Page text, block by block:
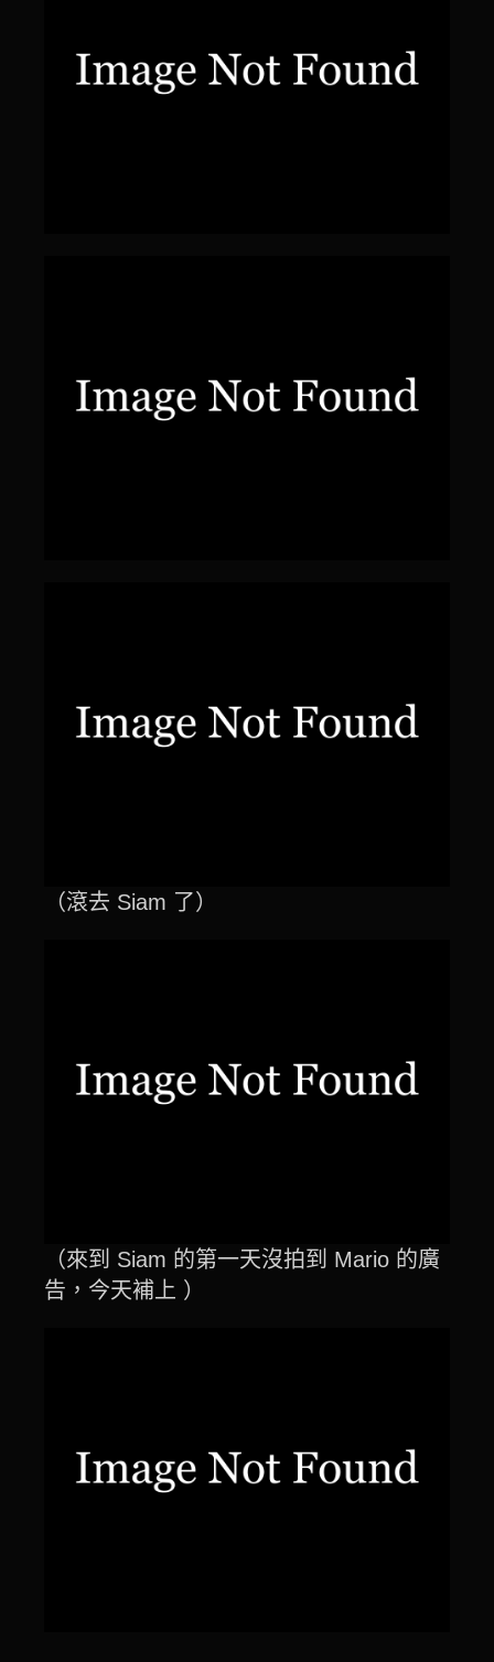
（滾去 Siam 了）
（來到 Siam 的第一天沒拍到 Mario 的廣
告，今天補上 ）